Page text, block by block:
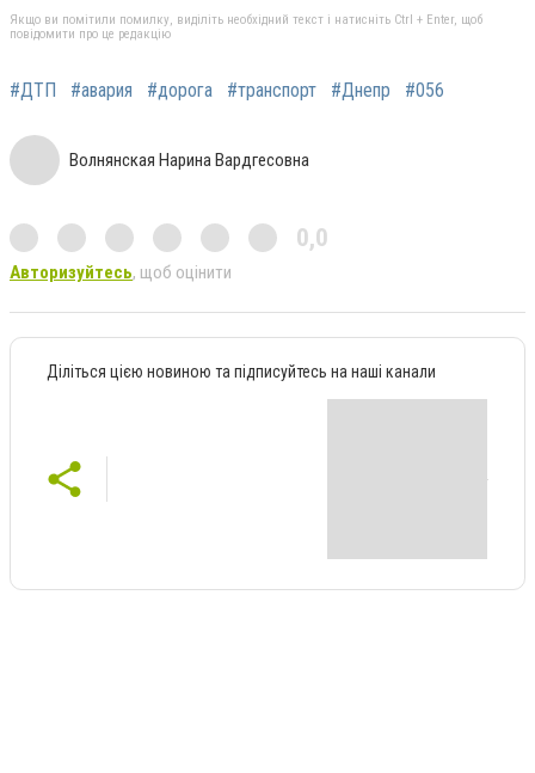
Якщо ви помітили помилку, виділіть необхідний текст і натисніть Ctrl + Enter, щоб
повідомити про це редакцію
#ДТП #авария #дорога #транспорт #Днепр #056
Волнянская Нарина Вардгесовна
0,0
Авторизуйтесь, щоб оцінити
Діліться цією новиною та підписуйтесь на наші канали